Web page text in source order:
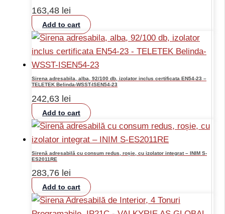
163,48 lei
Add to cart
Sirena adresabila, alba, 92/100 db, izolator inclus certificata EN54-23 –
TELETEK Belinda-WSST-ISEN54-23
242,63 lei
Add to cart
Sirenă adresabilă cu consum redus, roșie, cu izolator integrat – INIM S-
ES2011RE
283,76 lei
Add to cart